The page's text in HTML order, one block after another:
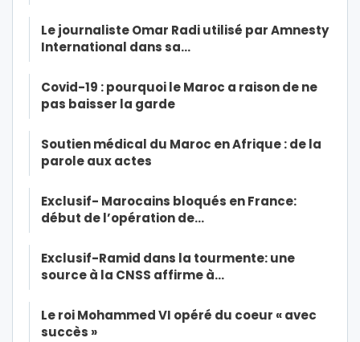
Le journaliste Omar Radi utilisé par Amnesty
International dans sa…
Covid-19 : pourquoi le Maroc a raison de ne
pas baisser la garde
Soutien médical du Maroc en Afrique : de la
parole aux actes
Exclusif- Marocains bloqués en France:
début de l’opération de…
Exclusif-Ramid dans la tourmente: une
source à la CNSS affirme à…
Le roi Mohammed VI opéré du coeur « avec
succès »